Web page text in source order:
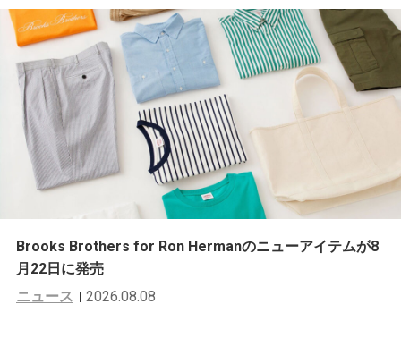
Brooks Brothers for Ron Hermanのニューアイテムが8
月22日に発売
ニュース
2026.08.08